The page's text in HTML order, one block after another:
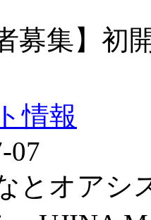
募集】初
情報
07
とオアシ